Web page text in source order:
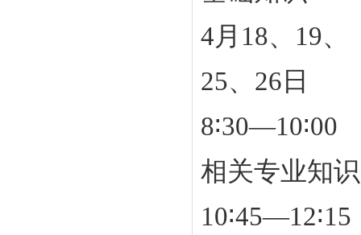
4月18、19、
25、 26日
8∶30—10∶00
相关专业知识
10∶45—12∶15